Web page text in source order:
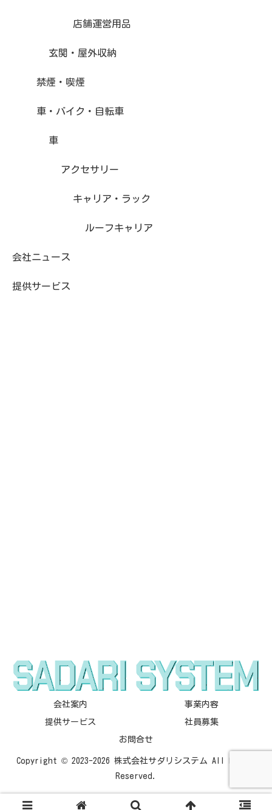
店舗運営用品
玄関・屋外収納
禁煙・喫煙
車・バイク・自転車
車
アクセサリー
キャリア・ラック
ルーフキャリア
会社ニュース
提供サービス
会社案内 事業内容
提供サービス 社員募集
お問合せ
Copyright © 2023-2026 株式会社サダリシステム All Rights
Reserved.